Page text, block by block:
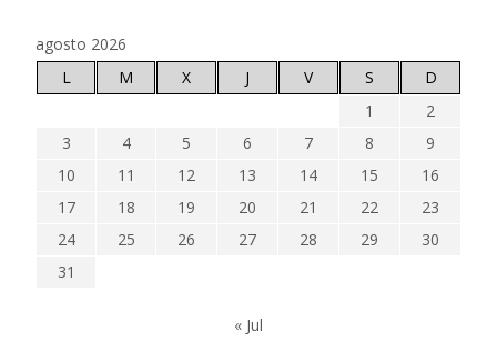
agosto 2026
L
M X J V S
D
1
2
3
4 5 6 7 8
9
10
11 12 13 14 15
16
17
18 19 20 21 22
23
24
25 26 27 28 29
30
31
« Jul